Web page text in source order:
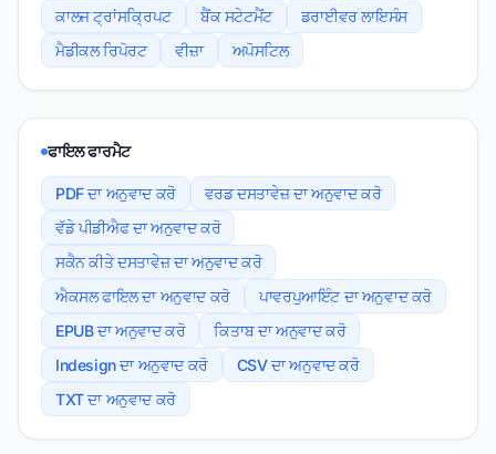
ਕਾਲਜ ਟ੍ਰਾਂਸਕ੍ਰਿਪਟ
ਬੈਂਕ ਸਟੇਟਮੈਂਟ
ਡਰਾਈਵਰ ਲਾਇਸੰਸ
ਮੈਡੀਕਲ ਰਿਪੋਰਟ
ਵੀਜ਼ਾ ਅਪੋਸਟਿਲ
ਫਾਇਲ ਫਾਰਮੈਟ
PDF ਦਾ ਅਨੁਵਾਦ ਕਰੋ
ਵਰਡ ਦਸਤਾਵੇਜ਼ ਦਾ ਅਨੁਵਾਦ ਕਰੋ
ਵੱਡੇ ਪੀਡੀਐਫ ਦਾ ਅਨੁਵਾਦ ਕਰੋ
ਸਕੈਨ ਕੀਤੇ ਦਸਤਾਵੇਜ਼ ਦਾ ਅਨੁਵਾਦ ਕਰੋ
ਐਕਸਲ ਫਾਇਲ ਦਾ ਅਨੁਵਾਦ ਕਰੋ
ਪਾਵਰਪੁਆਇੰਟ ਦਾ ਅਨੁਵਾਦ ਕਰੋ
EPUB ਦਾ ਅਨੁਵਾਦ ਕਰੋ
ਕਿਤਾਬ ਦਾ ਅਨੁਵਾਦ ਕਰੋ
Indesign ਦਾ ਅਨੁਵਾਦ ਕਰੋ
CSV ਦਾ ਅਨੁਵਾਦ ਕਰੋ
TXT ਦਾ ਅਨੁਵਾਦ ਕਰੋ